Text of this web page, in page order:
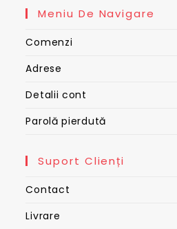
Meniu De Navigare
Comenzi
Adrese
Detalii cont
Parolă pierdută
Suport Clienți
Contact
Livrare